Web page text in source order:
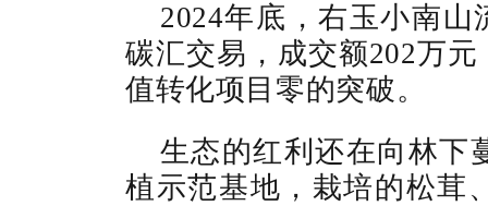
2024年底，右玉小南
碳汇交易，成交额202万
值转化项目零的突破。
生态的红利还在向林下
植示范基地，栽培的松茸